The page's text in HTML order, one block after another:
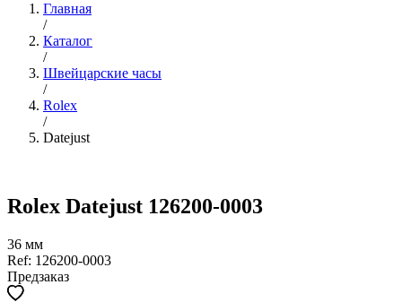
Главная
/
Каталог
/
Швейцарские часы
/
Rolex
/
Datejust
Rolex Datejust 126200-0003
36 мм
Ref: 126200-0003
Предзаказ